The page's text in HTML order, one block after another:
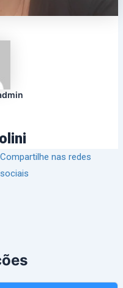
Compartilhe nas redes
sociais